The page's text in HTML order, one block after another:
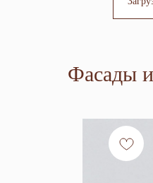
Фасады